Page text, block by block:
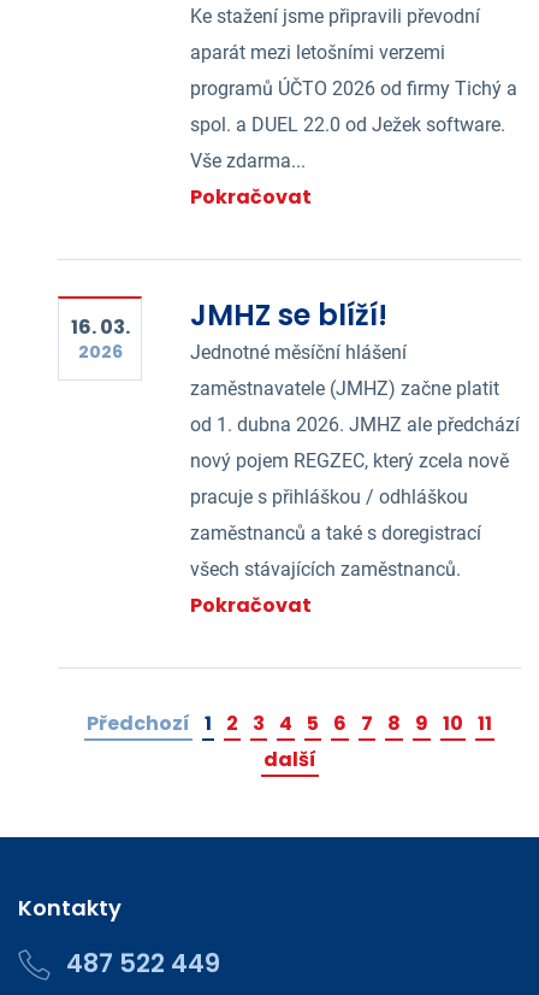
Ke stažení jsme připravili převodní
aparát mezi letošními verzemi
programů ÚČTO 2026 od firmy Tichý a
spol. a DUEL 22.0 od Ježek software.
Vše zdarma...
Pokračovat
16. 03.
2026
JMHZ se blíží!
Jednotné měsíční hlášení
zaměstnavatele (JMHZ) začne platit
od 1. dubna 2026. JMHZ ale předchází
nový pojem REGZEC, který zcela nově
pracuje s přihláškou / odhláškou
zaměstnanců a také s doregistrací
všech stávajících zaměstnanců.
Pokračovat
Předchozí 1 2 3 4 5 6 7 8 9 10 11
další
Kontakty
487 522 449